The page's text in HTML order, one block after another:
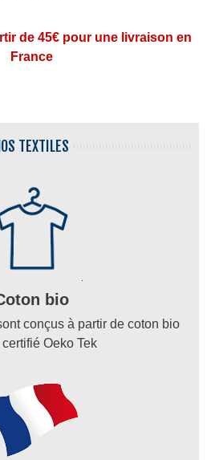
noir
Vanlife et de sensations fortes, ce
de 45€ pour une livraison en
France
TEXTILES
bio
conçus à partir de coton bio
Oeko Tek